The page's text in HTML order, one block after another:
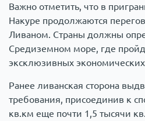
Важно отметить, что в
Накуре продолжаются
Ливаном. Страны должны
Средиземном море, где
эксклюзивных
Ранее ливанская сторона
требования, присоединив к
кв.км еще почти 1,5 тысячи